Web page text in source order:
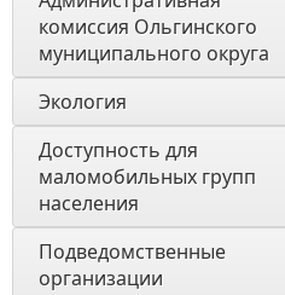
комиссия Ольгинского
муниципального округа
Экология
Доступность для
маломобильных групп
населения
Подведомственные
организации